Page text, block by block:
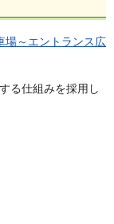
場～エントランス広
る仕組みを採用し